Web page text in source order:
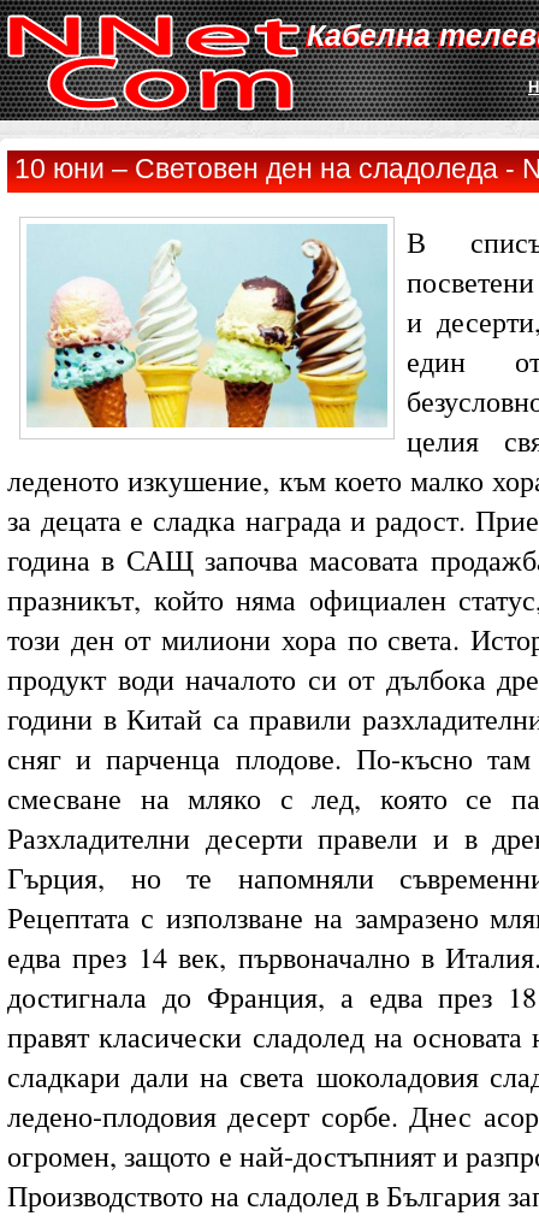
Кабелна
10 юни – Световен ден на сладоледа -
В
и
един
целия
леденото изкушение, към което малко
за децата е сладка награда и радост.
година в САЩ започва масовата
празникът, който няма официален
този ден от милиони хора по света.
продукт води началото си от дълбока
години в Китай са правили
сняг и парченца плодове. По-късно
смесване на мляко с лед, която се
Разхладителни десерти правели и в
Гърция, но те напомняли
Рецептата с използване на замразено
едва през 14 век, първоначално в
достигнала до Франция, а едва през
правят класически сладолед на
сладкари дали на света шоколадовия
ледено-плодовия десерт сорбе. Днес
огромен, защото е най-достъпният и
Производството на сладолед в България